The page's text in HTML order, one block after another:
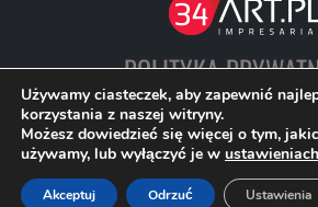
POLITYKA
FAQ
Używamy ciasteczek, aby zapewnić
korzystania z naszej witryny.
Możesz dowiedzieć się więcej o tym,
używamy, lub wyłączyć je w ustawieniach
Akceptuj Odrzuć Ustawienia